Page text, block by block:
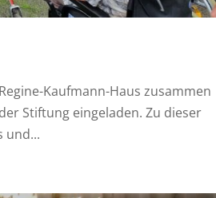
Kaufmann-Haus zusammen
Stiftung eingeladen. Zu dieser
und...